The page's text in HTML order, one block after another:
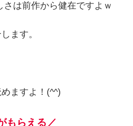
は前作から健在ですよｗ
ます。
ますよ！(^^)
もらえる／